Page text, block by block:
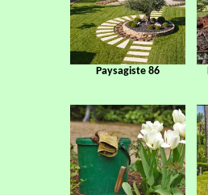
Paysagiste 86